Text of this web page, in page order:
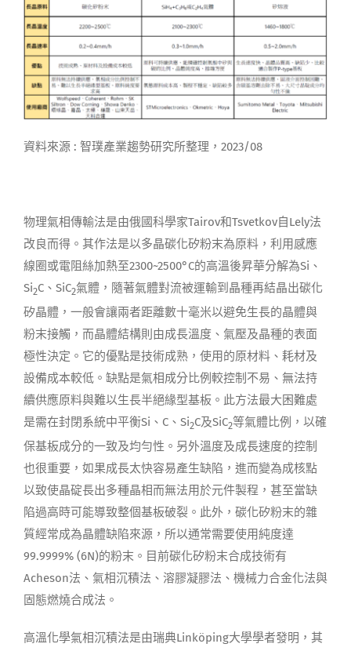
資料來源 : 智璞產業趨勢研究所整理，2023/08
物理氣相傳輸法是由俄國科學家Tairov和Tsvetkov自Lely法
改良而得。其作法是以多晶碳化矽粉末為原料，利用感應
線圈或電阻絲加熱至2300~2500°C的高溫後昇華分解為Si、
Si2C、SiC2氣體，隨著氣體對流被運輸到晶種再結晶出碳化
矽晶體，一般會讓兩者距離數十毫米以避免生長的晶體與
粉末接觸，而晶體結構則由成長溫度、氣壓及晶種的表面
極性決定。它的優點是技術成熟，使用的原材料、耗材及
設備成本較低。缺點是氣相成分比例較控制不易、無法持
續供應原料與難以生長半絕緣型基板。此方法最大困難處
是需在封閉系統中平衡Si、C、Si2C及SiC2等氣體比例，以確
保基板成分的一致及均勻性。另外溫度及成長速度的控制
也很重要，如果成長太快容易產生缺陷，進而變為成核點
以致使晶碇長出多種晶相而無法用於元件製程，甚至當缺
陷過高時可能導致整個基板破裂。此外，碳化矽粉末的雜
質經常成為晶體缺陷來源，所以通常需要使用純度達
99.9999% (6N)的粉末。目前碳化矽粉末合成技術有
Acheson法、氣相沉積法、溶膠凝膠法、機械力合金化法與
固態燃燒合成法。
高溫化學氣相沉積法是由瑞典Linköping大學學者發明，其